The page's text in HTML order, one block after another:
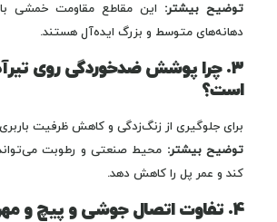
توضیح بیشتر: این مقاطع مقاومت خمشی
دهانه‌های متوسط و بزرگ ایده‌آل هستند.
۳. چرا پوشش ضدخوردگی روی
است؟
برای جلوگیری از زنگ‌زدگی و کاهش ظرفیت
توضیح بیشتر: محیط صنعتی و رطوبت
کند و عمر پل را کاهش دهد.
۴. تفاوت اتصال جوشی و پیچ و مهره‌ای چیست؟